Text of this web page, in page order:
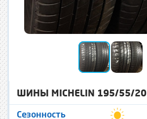
ШИНЫ MICHELIN 195/55/20
Сезонность